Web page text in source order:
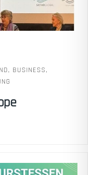
, BUSINESS,